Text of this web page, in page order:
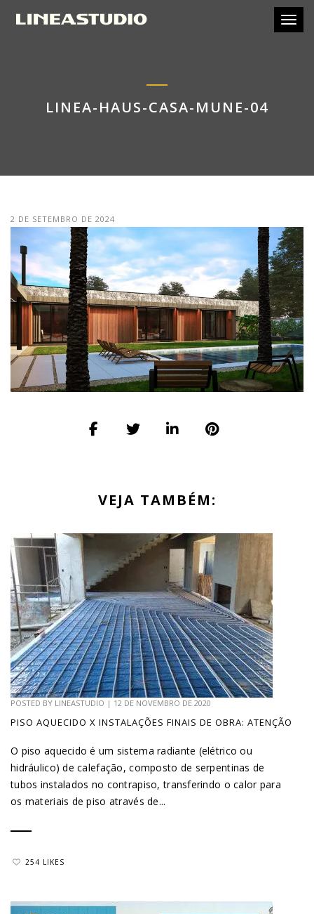
LINEA-HAUS-CASA-MUNE-04
2 DE SETEMBRO DE 2024
VEJA TAMBÉM:
POSTED BY LINEASTUDIO | 12 DE NOVEMBRO DE 2020
PISO AQUECIDO X INSTALAÇÕES FINAIS DE OBRA: ATENÇÃO
O piso aquecido é um sistema radiante (elétrico ou
hidráulico) de calefação, composto de serpentinas de
tubos instalados no contrapiso, transferindo o calor para
os materiais de piso através de...
254 LIKES